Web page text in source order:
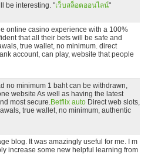
be interesting. "เว็บสล็อตออนไลน์"
online casino experience with a 100%
that all their bets will be safe and
true wallet, no minimum. direct
account, can play, website that people
no minimum 1 baht can be withdrawn,
website As well as having the latest
most secure.Betflix autoDirect web slots,
true wallet, no minimum, authentic
blog. It was amazingly useful for me. I m
increase some new helpful learning from